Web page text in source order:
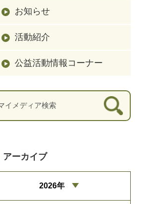
お知らせ
活動紹介
公益活動情報コーナー
アーカイブ
2026年